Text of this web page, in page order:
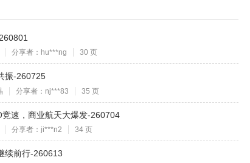
分享者：hu***ng 30 页
振-260725
分享者：nj***83 35 页
速，商业航天大爆发-260704
分享者：ji***n2 34 页
续前行-260613